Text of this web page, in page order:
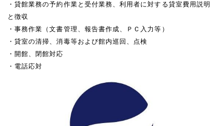
・貸館業務の予約作業と受付業務、利用者に対する貸室費用説明
と徴収
・事務作業（文書管理、報告書作成、ＰＣ入力等）
・貸室の清掃、消毒等および館内巡回、点検
・開館、閉館対応
・電話応対